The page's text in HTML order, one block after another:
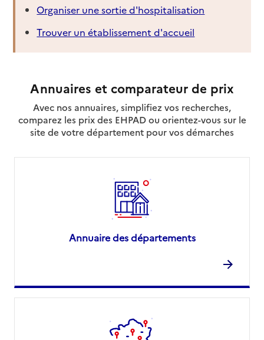
Organiser une sortie d'hospitalisation
Trouver un établissement d'accueil
Annuaires et comparateur de prix
Avec nos annuaires, simplifiez vos recherches,
comparez les prix des EHPAD ou orientez-vous sur le
site de votre département pour vos démarches
Annuaire des départements